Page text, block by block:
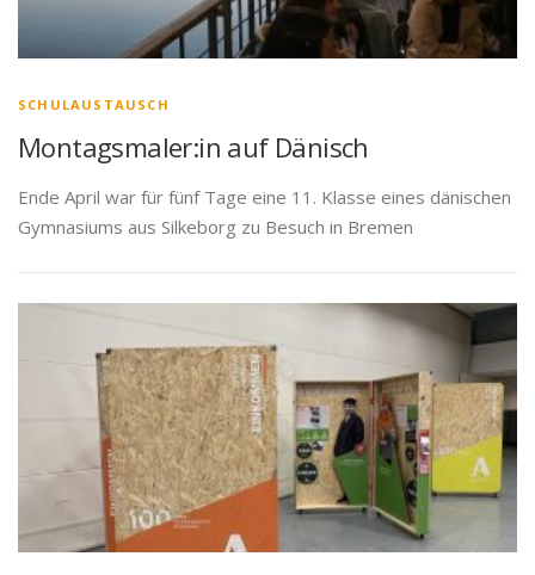
SCHULAUSTAUSCH
Montagsmaler:in auf Dänisch
Ende April war für fünf Tage eine 11. Klasse eines dänischen
Gymnasiums aus Silkeborg zu Besuch in Bremen